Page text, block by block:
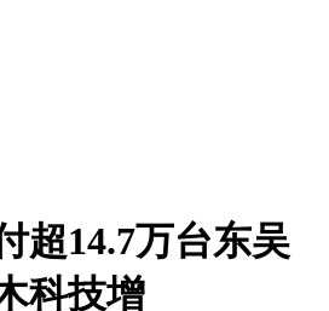
超14.7万台东吴
科技增